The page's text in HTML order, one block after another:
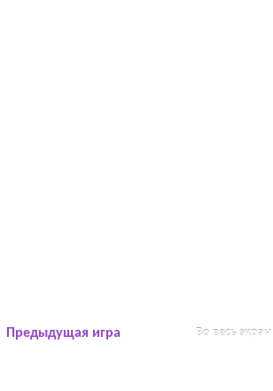
Предыдущая игра Во весь экран